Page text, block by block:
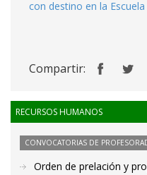
con destino en la
Compartir:
RECURSOS HUMANOS
CONVOCATORIAS DE
Orden de prelación y